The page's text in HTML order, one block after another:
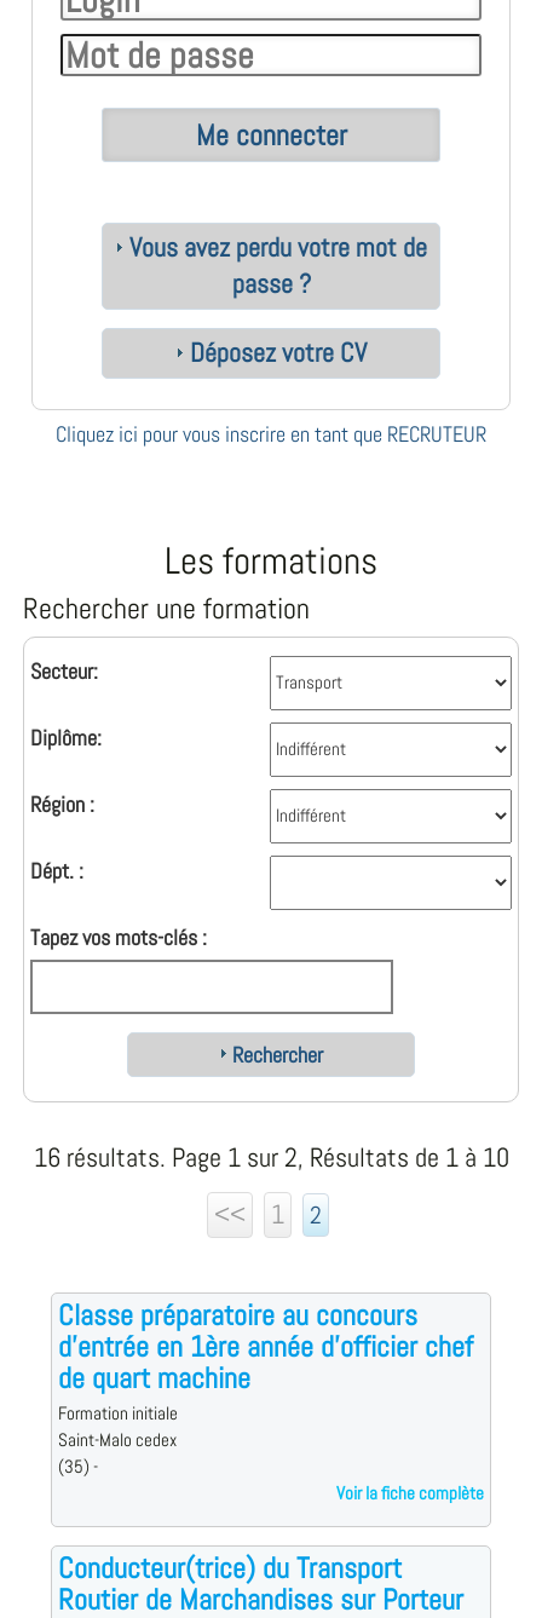
Vous avez perdu votre mot de
passe ?
Déposez votre CV
Cliquez ici pour vous inscrire en tant que RECRUTEUR
Les formations
Rechercher une formation
Secteur:
Diplôme:
Région :
Dépt. :
Tapez vos mots-clés :
Rechercher
16 résultats. Page 1 sur 2, Résultats de 1 à 10
<<
1 2
Classe préparatoire au concours
d'entrée en 1ère année d'officier chef
de quart machine
Formation initiale
Saint-Malo cedex
(35) -
Voir la fiche complète
Conducteur(trice) du Transport
Routier de Marchandises sur Porteur